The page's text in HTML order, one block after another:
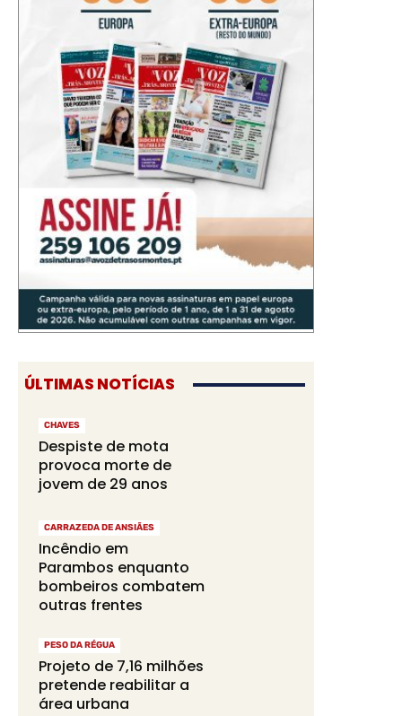
ÚLTIMAS NOTÍCIAS
CHAVES
Despiste de mota
provoca morte de
jovem de 29 anos
CARRAZEDA DE ANSIÃES
Incêndio em
Parambos enquanto
bombeiros combatem
outras frentes
PESO DA RÉGUA
Projeto de 7,16 milhões
pretende reabilitar a
área urbana